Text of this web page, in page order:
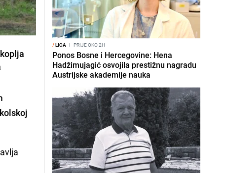
/LICA I PRIJE OKO 2H
Ponos Bosne i Hercegovine: Hena
Hadžimujagić osvojila prestižnu nagradu
Austrijske akademije nauka